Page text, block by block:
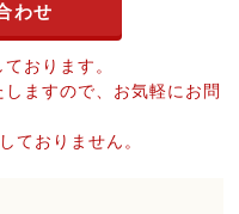
わせ
おります。
ますので、お気軽にお問
ておりません。